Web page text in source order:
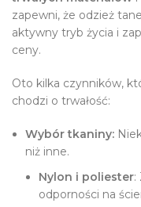
zapewni, że odzież
aktywny tryb życia i
ceny.
Oto kilka czynników,
chodzi o trwałość:
Wybór tkaniny:
niż inne.
Nylon i poliester:
odporności na